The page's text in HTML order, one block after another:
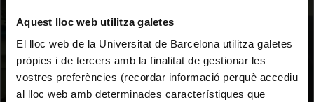
Aquest lloc web utilitza galetes
El lloc web de la Universitat de Barcelona utilitza galetes
pròpies i de tercers amb la finalitat de gestionar les
vostres preferències (recordar informació perquè accediu
al lloc web amb determinades característiques que